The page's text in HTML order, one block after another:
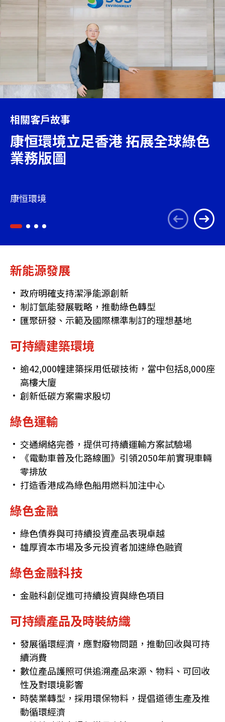
相關客戶故事
康恒環境立足香港 拓展全球綠色
業務版圖
康恒環境
新能源發展
政府明確支持潔淨能源創新
制訂氫能發展戰略，推動綠色轉型
匯聚研發、示範及國際標準制訂的理想基地
可持續建築環境
逾42,000幢建築採用低碳技術，當中包括8,000座
高樓大廈
創新低碳方案需求殷切
綠色運輸
交通網絡完善，提供可持續運輸方案試驗場
《電動車普及化路線圖》引領2050年前實現車輛
零排放
打造香港成為綠色船用燃料加注中心
綠色金融
綠色債券與可持續投資產品表現卓越
雄厚資本市場及多元投資者加速綠色融資
綠色金融科技
金融科創促進可持續投資與綠色項目
可持續產品及時裝紡織
發展循環經濟，應對廢物問題，推動回收與可持
續消費
數位產品護照可供追溯產品來源、物料、可回收
性及對環境影響
時裝業轉型，採用環保物料，提倡道德生產及推
動循環經濟